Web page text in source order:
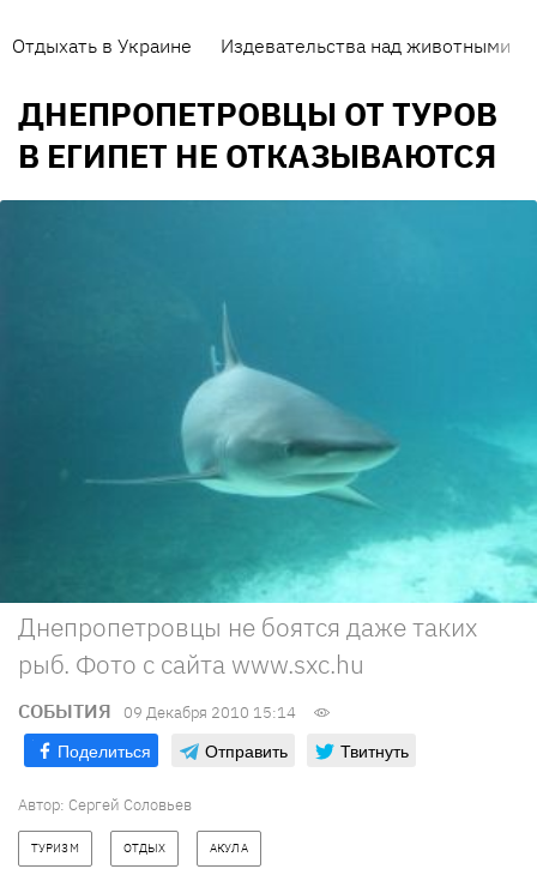
Отдыхать в Украине Издевательства над животными
ДНЕПРОПЕТРОВЦЫ ОТ ТУРОВ
В ЕГИПЕТ НЕ ОТКАЗЫВАЮТСЯ
Днепропетровцы не боятся даже таких
рыб. Фото с сайта www.sxc.hu
СОБЫТИЯ 09 Декабря 2010 15:14
Поделиться Отправить Твитнуть
Автор: Сергей Соловьев
ТУРИЗМ ОТДЫХ АКУЛА